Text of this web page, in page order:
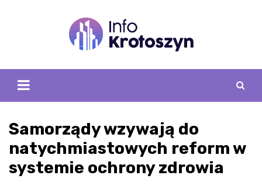
Samorządy wzywają do
natychmiastowych reform w
systemie ochrony zdrowia